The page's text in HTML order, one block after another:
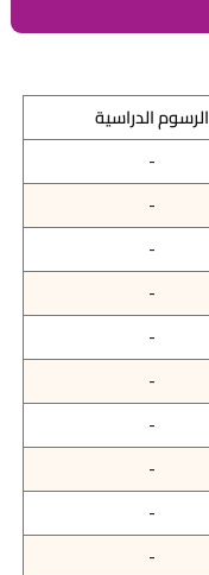
الرسوم الدراسية
-
-
-
-
-
-
-
-
-
-